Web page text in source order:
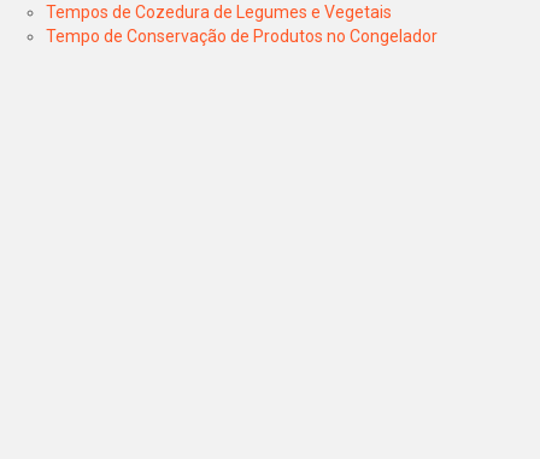
Tempos de Cozedura de Legumes e Vegetais
Tempo de Conservação de Produtos no Congelador